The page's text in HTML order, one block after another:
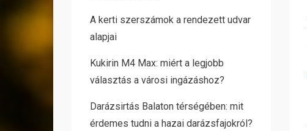
A kerti szerszámok a rendezett udvar
alapjai
Kukirin M4 Max: miért a legjobb
választás a városi ingázáshoz?
Darázsirtás Balaton térségében: mit
érdemes tudni a hazai darázsfajokról?